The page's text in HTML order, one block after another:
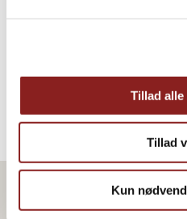
Tillad
Tillad
Kun
AUF